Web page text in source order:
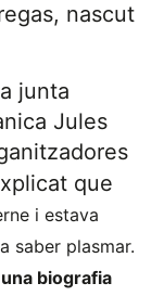
nascut
junta
Jules
que
i estava
saber plasmar.
biografia